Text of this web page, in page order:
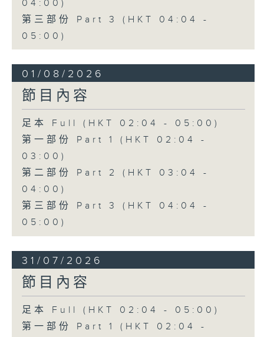
04:00)
第三部份 Part 3 (HKT 04:04 -
05:00)
01/08/2026
節目內容
足本 Full (HKT 02:04 - 05:00)
第一部份 Part 1 (HKT 02:04 -
03:00)
第二部份 Part 2 (HKT 03:04 -
04:00)
第三部份 Part 3 (HKT 04:04 -
05:00)
31/07/2026
節目內容
足本 Full (HKT 02:04 - 05:00)
第一部份 Part 1 (HKT 02:04 -